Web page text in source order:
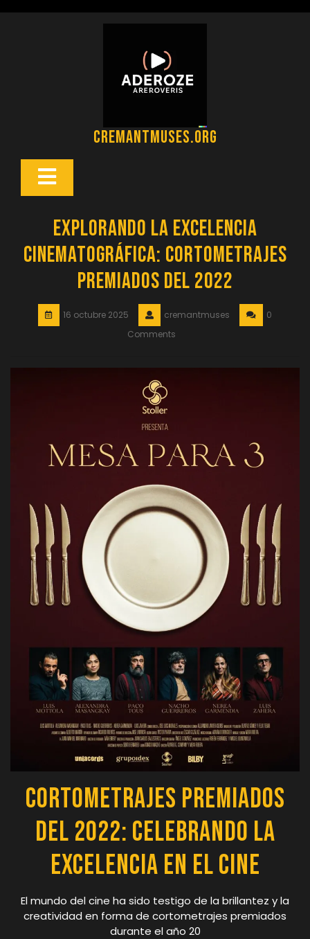
cremantmuses.org
Botón
Explorando la Excelencia
Cinematográfica: Cortometrajes
Premiados del 2022
16 octubre 2025 cremantmuses
0
Comments
Cortometrajes Premiados
del 2022: Celebrando la
Excelencia en el Cine
El mundo del cine ha sido testigo de la brillantez y la
creatividad en forma de cortometrajes premiados
durante el año 20